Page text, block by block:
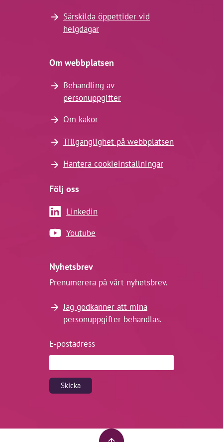
Särskilda öppettider vid
helgdagar
Om webbplatsen
Behandling av
personuppgifter
Om kakor
Tillgänglighet på webbplatsen
Hantera cookieinställningar
Följ oss
Linkedin
Youtube
Nyhetsbrev
Prenumerera på vårt nyhetsbrev.
Jag godkänner att mina
personuppgifter behandlas.
E-postadress
Skicka